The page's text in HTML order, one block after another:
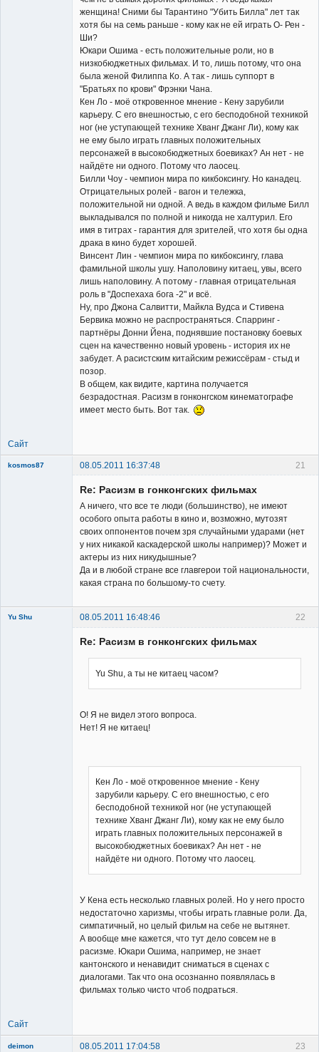
женщина! Сними бы Тарантино "Убить Билла" лет так
хотя бы на семь раньше - кому как не ей играть О- Рен -
Ши?
Юкари Ошима - есть положительные роли, но в
низкобюджетных фильмах. И то, лишь потому, что она
была женой Филиппа Ко. А так - лишь суппорт в
"Братьях по крови" Фрэнки Чана.
Кен Ло - моё откровенное мнение - Кену зарубили
карьеру. С его внешностью, с его бесподобной техникой
ног (не уступающей технике Хванг Джанг Ли), кому как
не ему было играть главных положительных
персонажей в высокобюджетных боевиках? Ан нет - не
найдёте ни одного. Потому что лаосец.
Билли Чоу - чемпион мира по кикбоксингу. Но канадец.
Отрицательных ролей - вагон и тележка,
положительной ни одной. А ведь в каждом фильме Билл
выкладывался по полной и никогда не халтурил. Его
имя в титрах - гарантия для зрителей, что хотя бы одна
драка в кино будет хорошей.
Винсент Лин - чемпион мира по кикбоксингу, глава
фамильной школы ушу. Наполовину китаец, увы, всего
лишь наполовину. А потому - главная отрицательная
роль в "Доспехаха бога -2" и всё.
Ну, про Джона Салвитти, Майкла Вудса и Стивена
Бервика можно не распространяться. Спарринг -
партнёры Донни Йена, поднявшие постановку боевых
сцен на качественно новый уровень - история их не
забудет. А расистским китайским режиссёрам - стыд и
позор.
В общем, как видите, картина получается
безрадостная. Расизм в гонконгском кинематографе
имеет место быть. Вот так.
Сайт
21
kosmos87 08.05.2011 16:37:48
Re: Расизм в гонконгских фильмах
А ничего, что все те люди (большинство), не имеют
особого опыта работы в кино и, возможно, мутозят
своих оппонентов почем зря случайными ударами (нет
у них никакой каскадерской школы например)? Может и
актеры из них никудышные?
Да и в любой стране все главгерои той национальности,
какая страна по большому-то счету.
22
Yu Shu 08.05.2011 16:48:46
Re: Расизм в гонконгских фильмах
Yu Shu, а ты не китаец часом?
О! Я не видел этого вопроса.
Нет! Я не китаец!
Кен Ло - моё откровенное мнение - Кену
зарубили карьеру. С его внешностью, с его
бесподобной техникой ног (не уступающей
технике Хванг Джанг Ли), кому как не ему было
играть главных положительных персонажей в
высокобюджетных боевиках? Ан нет - не
найдёте ни одного. Потому что лаосец.
У Кена есть несколько главных ролей. Но у него просто
недостаточно харизмы, чтобы играть главные роли. Да,
симпатичный, но целый фильм на себе не вытянет.
А вообще мне кажется, что тут дело совсем не в
расизме. Юкари Ошима, например, не знает
кантонского и ненавидит сниматься в сценах с
диалогами. Так что она осознанно появлялась в
фильмах только чисто чтоб подраться.
Сайт
23
deimon
08.05.2011 17:04:58